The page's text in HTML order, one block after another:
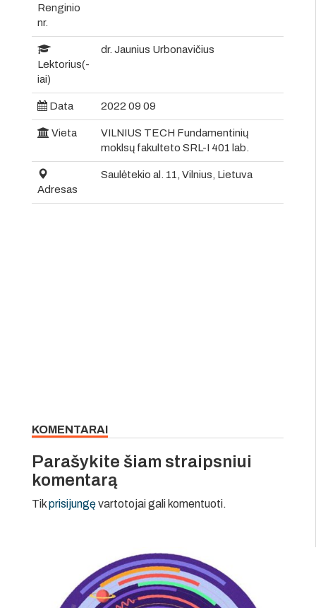
Renginio
nr.
Lektorius(-
iai)
dr. Jaunius Urbonavičius
Data 2022 09 09
Vieta
VILNIUS TECH Fundamentinių
moklsų fakulteto SRL-I 401 lab.
Adresas
Saulėtekio al. 11, Vilnius, Lietuva
KOMENTARAI
Parašykite šiam straipsniui
komentarą
Tikprisijungęvartotojai gali komentuoti.